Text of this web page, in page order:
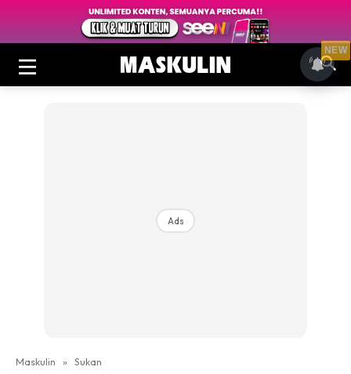
Ads
Maskulin » Sukan
NEW